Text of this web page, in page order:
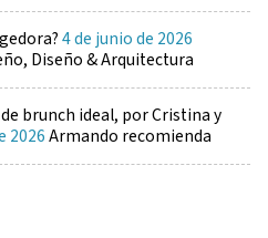
4 de junio de 2026
Diseño & Arquitectura
brunch ideal, por Cristina y
2026Armando recomienda